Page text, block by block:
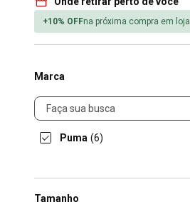
+10% OFFna próxima compra em loja
Marca
Marca
Puma (6)
Tamanho